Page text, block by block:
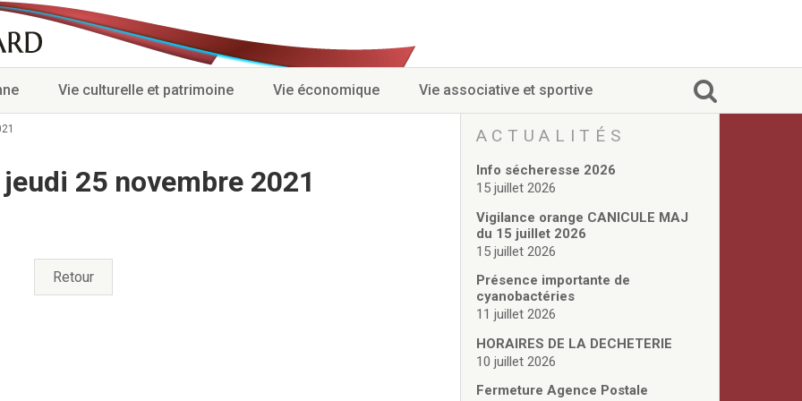
Vie culturelle et patrimoine Vie économique Vie associative et sportive
25 novembre 2021
Retour
ACTUALITÉS
Info sécheresse 2026
15 juillet 2026
Vigilance orange CANICULE MAJ
du 15 juillet 2026
15 juillet 2026
Présence importante de
cyanobactéries
11 juillet 2026
HORAIRES DE LA DECHETERIE
10 juillet 2026
Fermeture Agence Postale